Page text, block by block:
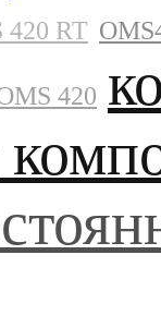
420 RT
420